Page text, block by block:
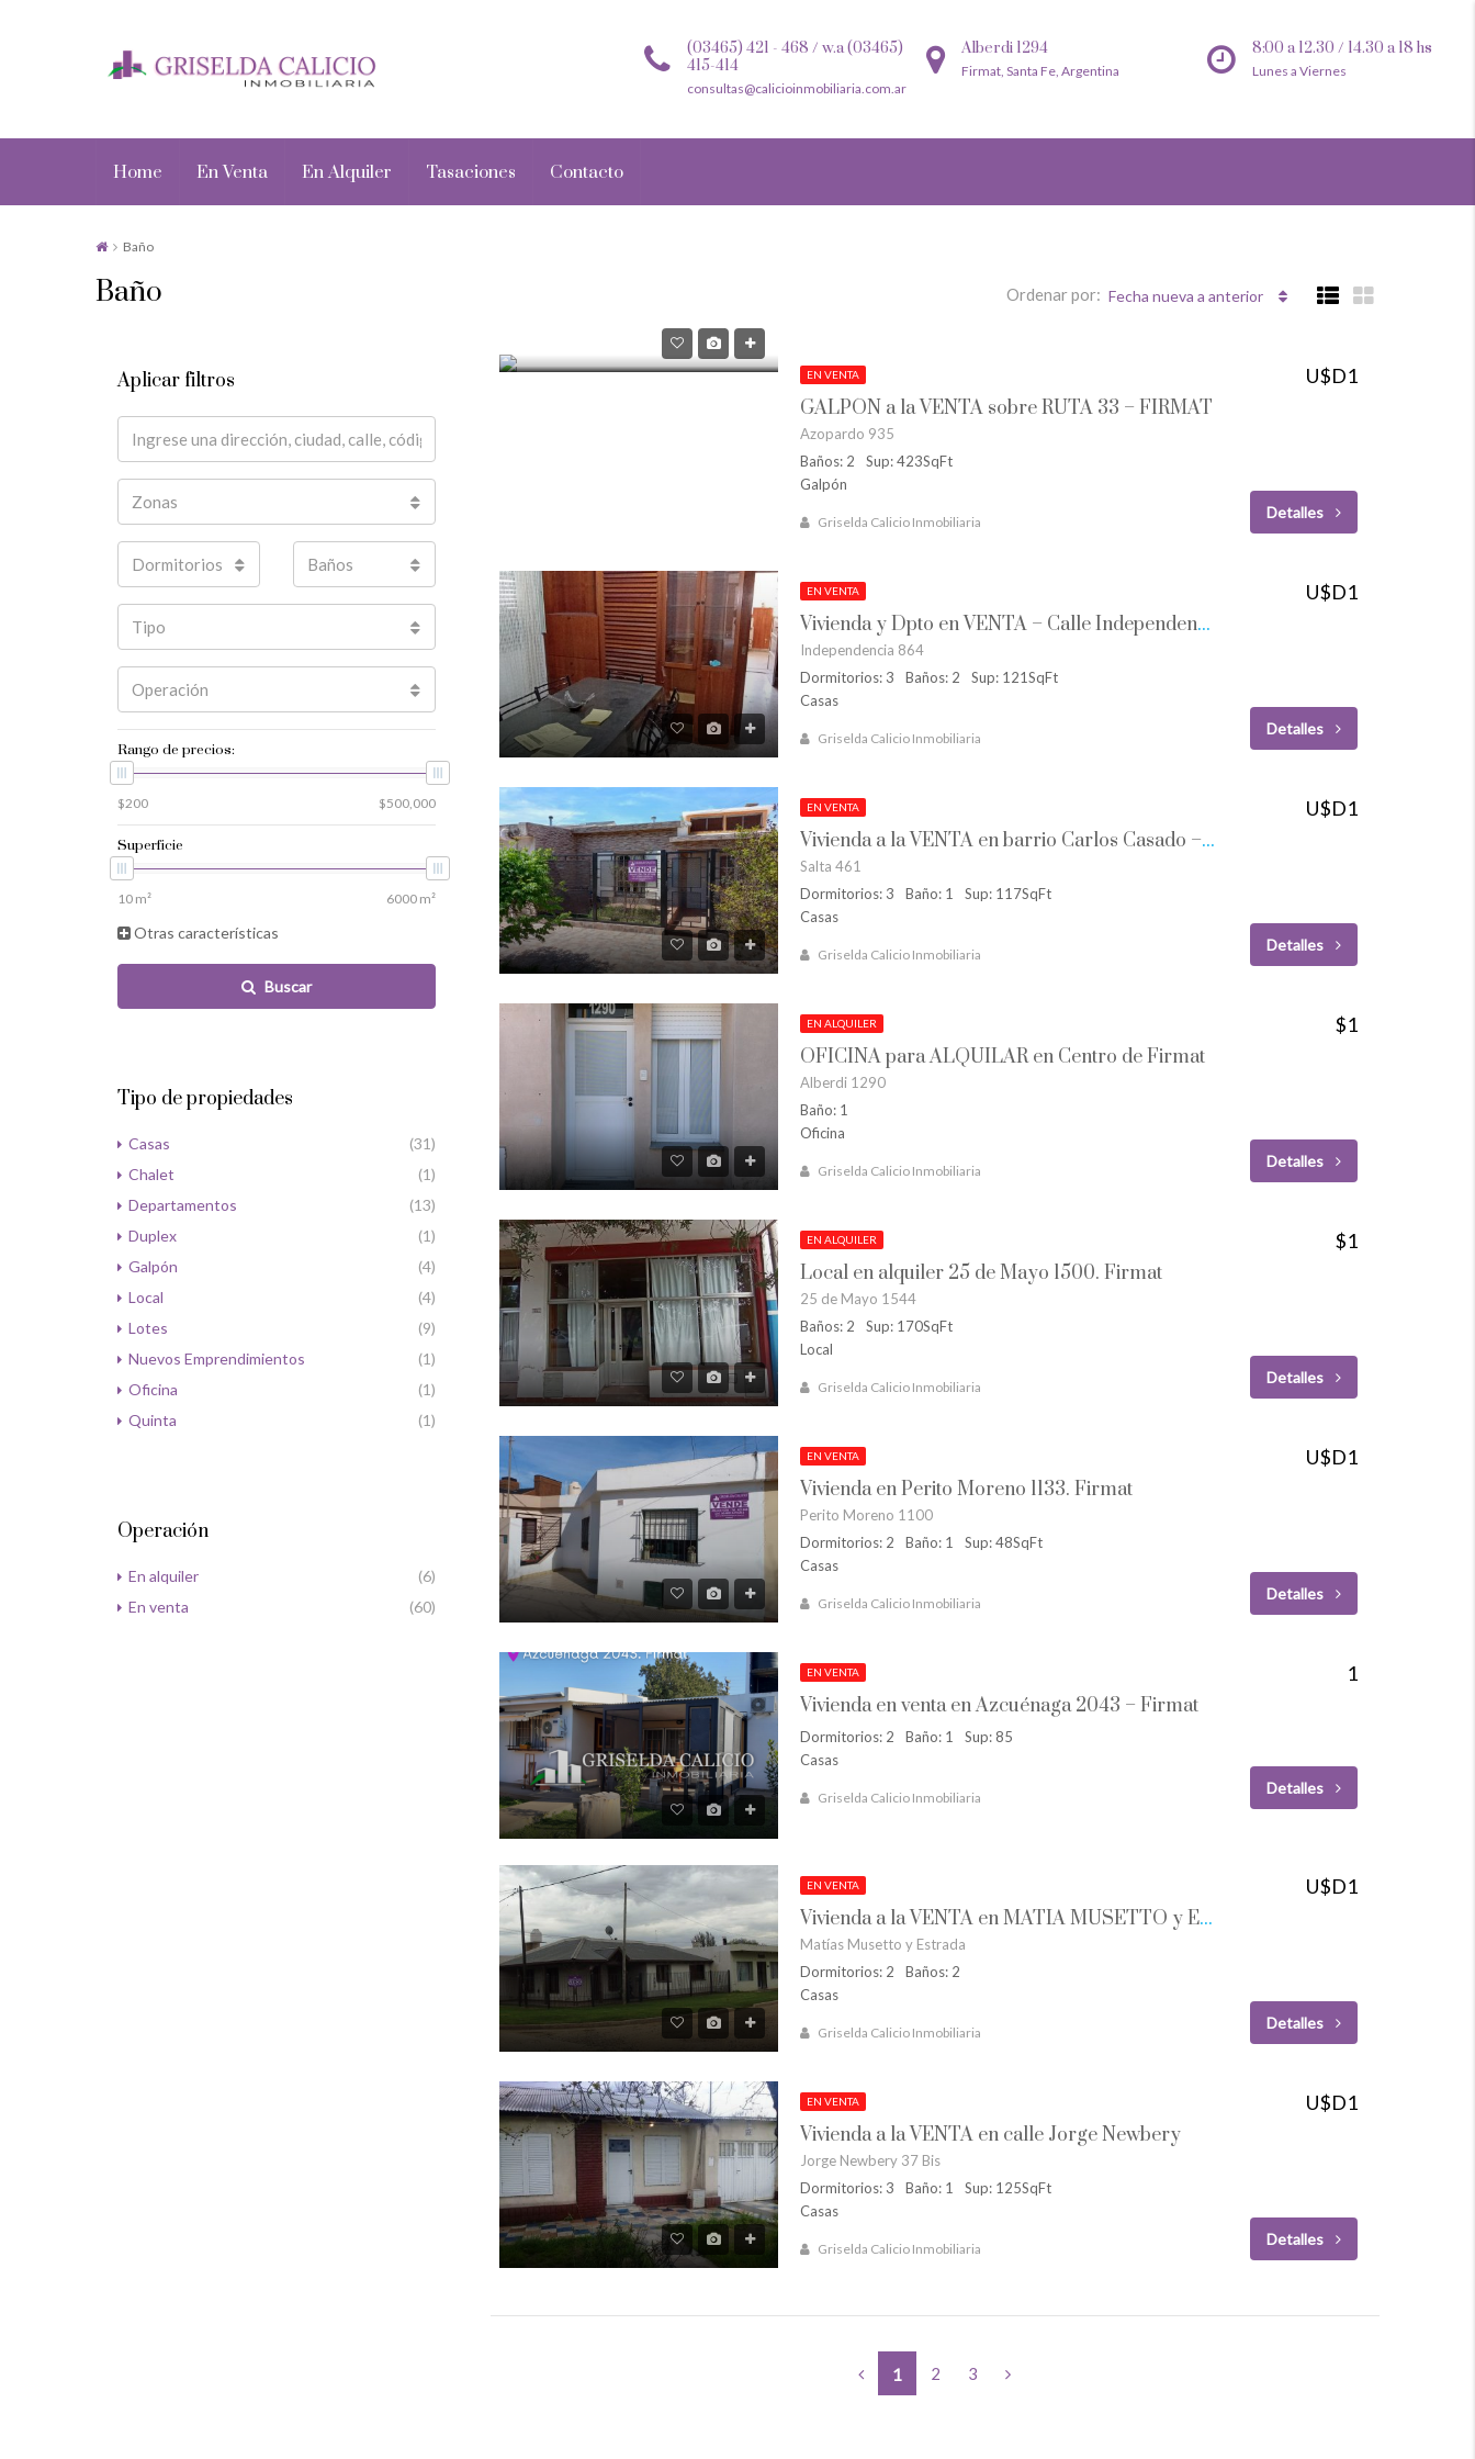
8:00 a 12.30 / 14.30 a 18 hs
Lunes a Viernes
Alberdi 1294
Firmat, Santa Fe, Argentina
(03465) 421 - 468 / w.a (03465)
415-414
consultas@calicioinmobiliaria.com.ar
Home En Venta En Alquiler Tasaciones Contacto
Baño
Baño Ordenar por: Fecha nueva a anterior
EN VENTA
GALPÓN a la VENTA sobre RUTA 33 – FIRMAT
Azopardo 935
Baños: 2
Sup: 423SqFt
Galpón
Griselda Calicio Inmobiliaria
U$D1
Detalles
EN VENTA
Vivienda y Dpto en VENTA – Calle Independencia al 800 – Firmat
Independencia 864
Dormitorios: 3
Baños: 2
Sup: 121SqFt
Casas
Griselda Calicio Inmobiliaria
U$D1
Detalles
EN VENTA
Vivienda a la VENTA en barrio Carlos Casado – Firmat
Salta 461
Dormitorios: 3
Baño: 1
Sup: 117SqFt
Casas
Griselda Calicio Inmobiliaria
U$D1
Detalles
EN ALQUILER
OFICINA para ALQUILAR en Centro de Firmat
Alberdi 1290
Baño: 1
Oficina
Griselda Calicio Inmobiliaria
$1
Detalles
EN ALQUILER
Local en alquiler 25 de Mayo 1500. Firmat
25 de Mayo 1544
Baños: 2
Sup: 170SqFt
Local
Griselda Calicio Inmobiliaria
$1
Detalles
EN VENTA
Vivienda en Perito Moreno 1133. Firmat
Perito Moreno 1100
Dormitorios: 2
Baño: 1
Sup: 48SqFt
Casas
Griselda Calicio Inmobiliaria
U$D1
Detalles
EN VENTA
Vivienda en venta en Azcuénaga 2043 – Firmat
Dormitorios: 2 Baño: 1
Sup: 85
Casas
Griselda Calicio Inmobiliaria
1
Detalles
EN VENTA
Vivienda a la VENTA en MATÍA MUSETTO y ESTRADA
Matías Musetto y Estrada
Dormitorios: 2
Baños: 2
Casas
Griselda Calicio Inmobiliaria
U$D1
Detalles
EN VENTA
Vivienda a la VENTA en calle Jorge Newbery
Jorge Newbery 37 Bis
Dormitorios: 3
Baño: 1
Sup: 125SqFt
Casas
Griselda Calicio Inmobiliaria
U$D1
Detalles
1 2 3
Aplicar filtros
Zonas
Dormitorios Baños
Tipo
Operación
Rango de precios:
Superficie
Otras características
Buscar
Tipo de propiedades
Casas
(31)
Chalet
(1)
Departamentos
(13)
Duplex
(1)
Galpón
(4)
Local
(4)
Lotes
(9)
Nuevos Emprendimientos
(1)
Oficina
(1)
Quinta
(1)
Operación
En alquiler
(6)
En venta
(60)